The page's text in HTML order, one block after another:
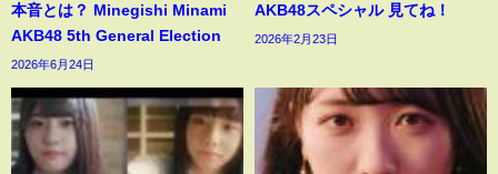
本音とは？ Minegishi Minami
AKB48 5th General Election
2026年6月24日
AKB48スペシャル 見てね！
2026年2月23日